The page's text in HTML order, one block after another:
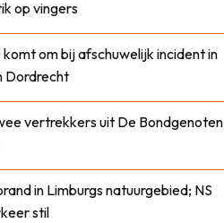
op vingers
om bij afschuwelijk incident in
Dordrecht
vertrekkers uit De Bondgenoten
in Limburgs natuurgebied; NS
stil